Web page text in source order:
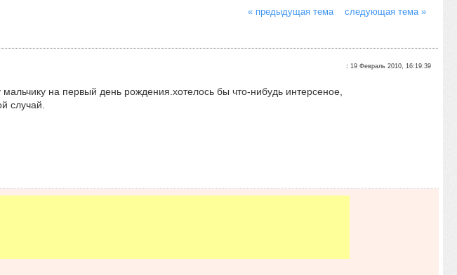
« предыдущая тема следующая тема »
:19 Февраль 2010, 16:19:39
на первый день рождения.хотелось бы что-нибудь интерсеное,
случай.